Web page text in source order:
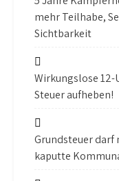
mehr Teilhabe,
Sichtbarkeit
Wirkungslose 12-
Steuer aufheben!
Grundsteuer darf
kaputte